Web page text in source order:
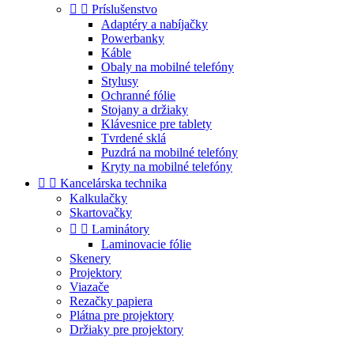
  Príslušenstvo
Adaptéry a nabíjačky
Powerbanky
Káble
Obaly na mobilné telefóny
Stylusy
Ochranné fólie
Stojany a držiaky
Klávesnice pre tablety
Tvrdené sklá
Puzdrá na mobilné telefóny
Kryty na mobilné telefóny
  Kancelárska technika
Kalkulačky
Skartovačky
  Laminátory
Laminovacie fólie
Skenery
Projektory
Viazače
Rezačky papiera
Plátna pre projektory
Držiaky pre projektory